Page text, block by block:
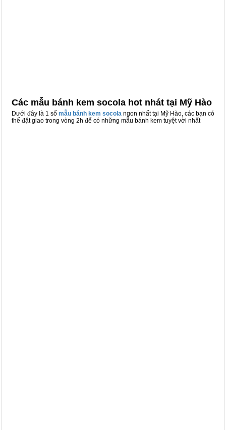
Các mẫu bánh kem socola hot nhát tại Mỹ Hào
Dưới đây là 1 số mẫu bánh kem socola ngon nhất tại Mỹ Hào, các bạn có
thể đặt giao trong vòng 2h để có những mẫu bánh kem tuyệt vời nhất